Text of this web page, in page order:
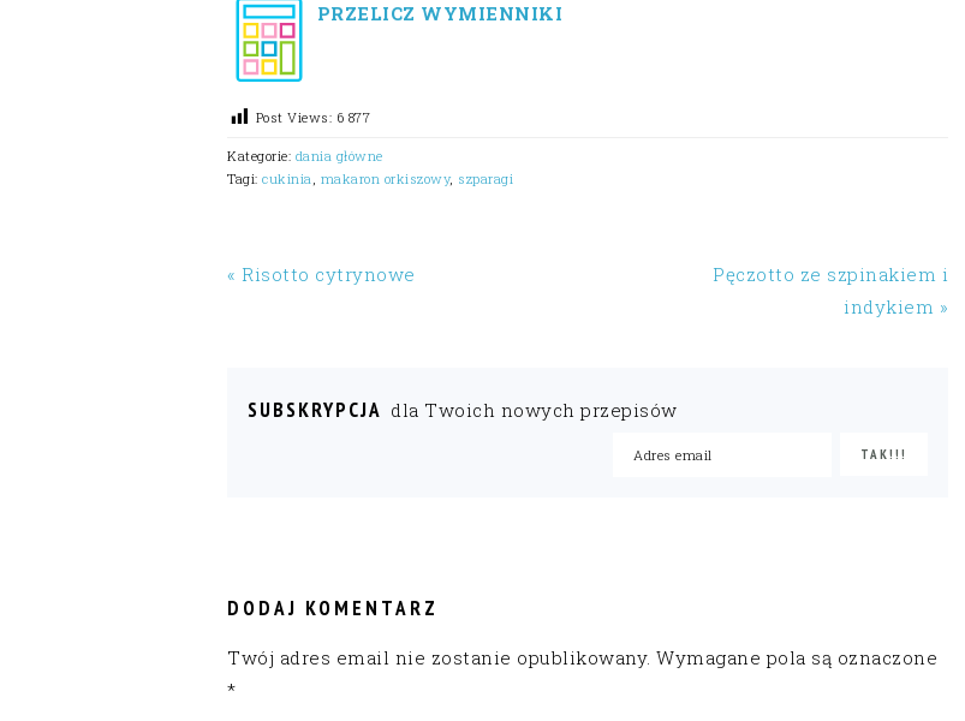
PRZELICZ WYMIENNIKI
Post Views: 6 877
Kategorie: dania główne
Tagi: cukinia, makaron orkiszowy, szparagi
« Risotto cytrynowe
Pęczotto ze szpinakiem i
indykiem »
SUBSKRYPCJA dla Twoich nowych przepisów
DODAJ KOMENTARZ
Twój adres email nie zostanie opublikowany. Wymagane pola są oznaczone
*